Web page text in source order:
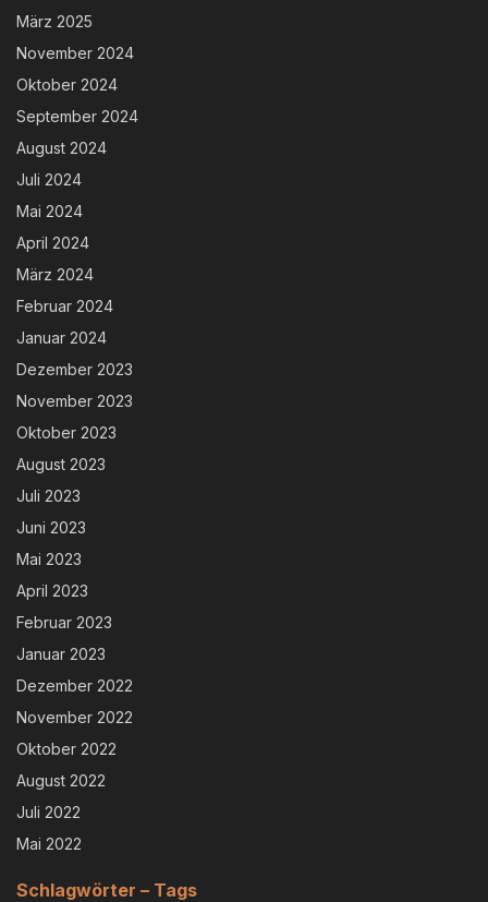
März 2025
November 2024
Oktober 2024
September 2024
August 2024
Juli 2024
Mai 2024
April 2024
März 2024
Februar 2024
Januar 2024
Dezember 2023
November 2023
Oktober 2023
August 2023
Juli 2023
Juni 2023
Mai 2023
April 2023
Februar 2023
Januar 2023
Dezember 2022
November 2022
Oktober 2022
August 2022
Juli 2022
Mai 2022
Schlagwörter – Tags